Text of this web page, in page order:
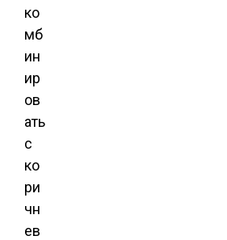
ко
мб
ин
ир
ов
ать
с
ко
ри
чн
ев